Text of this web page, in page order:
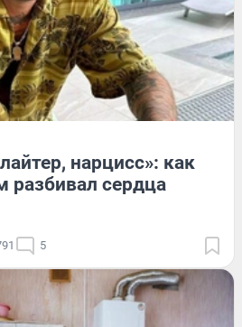
нарцисс»: как
разбивал сердца
5